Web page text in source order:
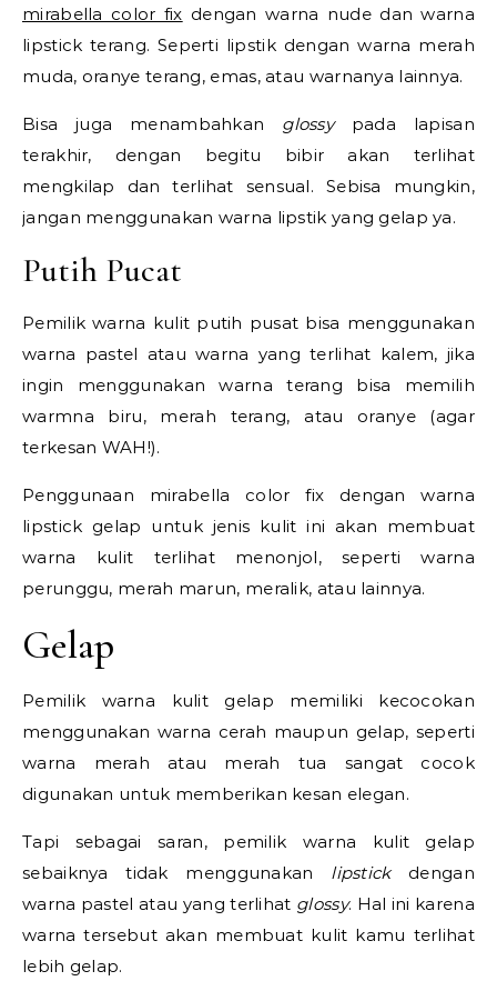
mirabella color fix dengan warna nude dan warna
lipstick terang. Seperti lipstik dengan warna merah
muda, oranye terang, emas, atau warnanya lainnya.
Bisa juga menambahkan glossypada lapisan
terakhir, dengan begitu bibir akan terlihat
mengkilap dan terlihat sensual. Sebisa mungkin,
jangan menggunakan warna lipstik yang gelap ya.
Putih Pucat
Pemilik warna kulit putih pusat bisa menggunakan
warna pastel atau warna yang terlihat kalem, jika
ingin menggunakan warna terang bisa memilih
warmna biru, merah terang, atau oranye (agar
terkesan WAH!).
Penggunaan mirabella color fix dengan warna
lipstick gelap untuk jenis kulit ini akan membuat
warna kulit terlihat menonjol, seperti warna
perunggu, merah marun, meralik, atau lainnya.
Gelap
Pemilik warna kulit gelap memiliki kecocokan
menggunakan warna cerah maupun gelap, seperti
warna merah atau merah tua sangat cocok
digunakan untuk memberikan kesan elegan.
Tapi sebagai saran, pemilik warna kulit gelap
sebaiknya tidak menggunakan lipstickdengan
warna pastel atau yang terlihat glossy. Hal ini karena
warna tersebut akan membuat kulit kamu terlihat
lebih gelap.